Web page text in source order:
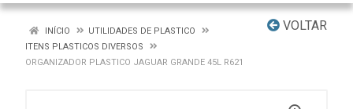
VOLTAR
INÍCIO
UTILIDADES DE PLASTICO
ITENS PLASTICOS DIVERSOS
ORGANIZADOR PLASTICO JAGUAR GRANDE 45L R621